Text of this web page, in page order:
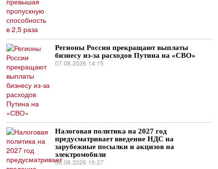
Регионы России прекращают выплаты
бизнесу из-за расходов Путина на «СВО»
07.08.2026 14:15
Налоговая политика на 2027 год
предусматривает введение НДС на
зарубежные посылки и акцизов на
электромобили
06.08.2026 16:27